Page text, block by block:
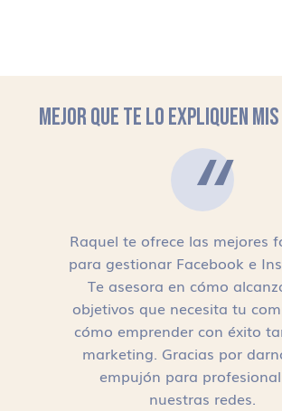
MEJOR QUE TE LO EXPLIQUEN
Raquel te ofrece las mejores
para gestionar Facebook e
Te asesora en cómo
objetivos que necesita tu
cómo emprender con éxito
marketing. Gracias por
empujón para
nuestras redes.